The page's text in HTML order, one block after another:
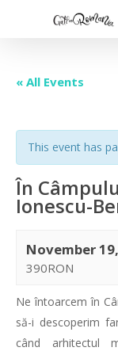
« All Events
This event has
În
Ionescu-
November
390RON
Ne întoarcem în
să-i descoperim
când arhitectul